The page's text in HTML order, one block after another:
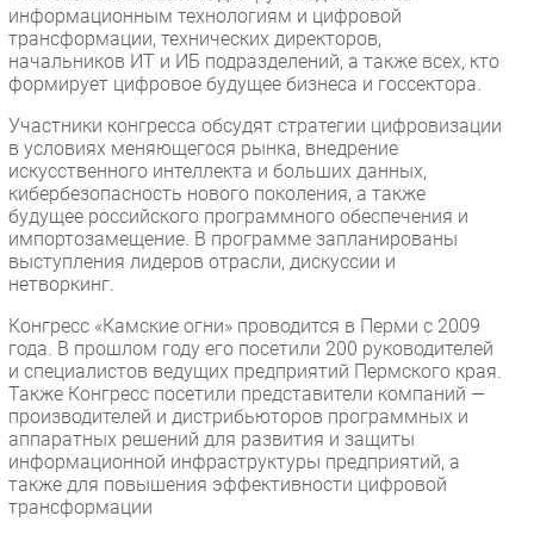
Рынок ПК
Маркетинг
Торговые сети
Оборудование
ПО
Outsourcing
Кадры
Регулирование
Финансы
Web
Безопасность
Инновации
CIO/Управление ИТ
Гаджеты
Здоровье
информационным технологиям и цифровой
трансформации, технических директоров,
начальников ИТ и ИБ подразделений, а также всех, кто
формирует цифровое будущее бизнеса и госсектора.
Участники конгресса обсудят стратегии цифровизации
в условиях меняющегося рынка, внедрение
искусственного интеллекта и больших данных,
кибербезопасность нового поколения, а также
будущее российского программного обеспечения и
импортозамещение. В программе запланированы
выступления лидеров отрасли, дискуссии и
нетворкинг.
Конгресс «Камские огни» проводится в Перми с 2009
года. В прошлом году его посетили 200 руководителей
и специалистов ведущих предприятий Пермского края.
Также Конгресс посетили представители компаний —
производителей и дистрибьюторов программных и
аппаратных решений для развития и защиты
информационной инфраструктуры предприятий, а
также для повышения эффективности цифровой
трансформации